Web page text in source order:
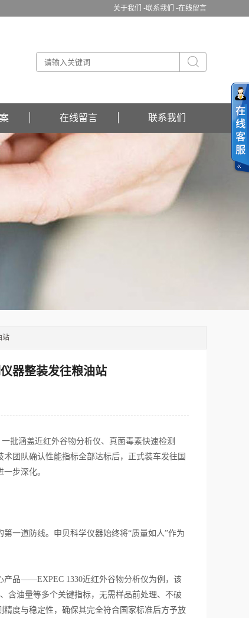
关于我们 -联系我们 -在线留言
在线留言 联系我们
站
器整装发往粮油站
涵盖近红外谷物分析仪、真菌毒素快速检测
团队确认性能指标全部达标后，正式装车发往国
步深化。
一道防线。申贝科学仪器始终将“质量如人”作为
品——EXPEC 1330近红外谷物分析仪为例，该
含油量等多个关键指标，无需样品前处理、不破
度与稳定性，确保其完全符合国家标准后方予放